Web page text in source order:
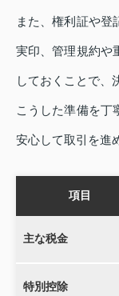
また、権利証や登
実印、管理規約や
しておくことで、
こうした準備を丁
安心して取引を進
項目
主な税金
特別控除